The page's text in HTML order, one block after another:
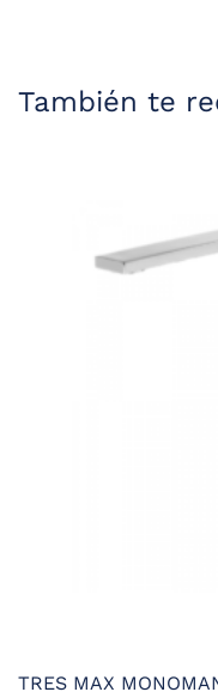
También te
TRES MAX